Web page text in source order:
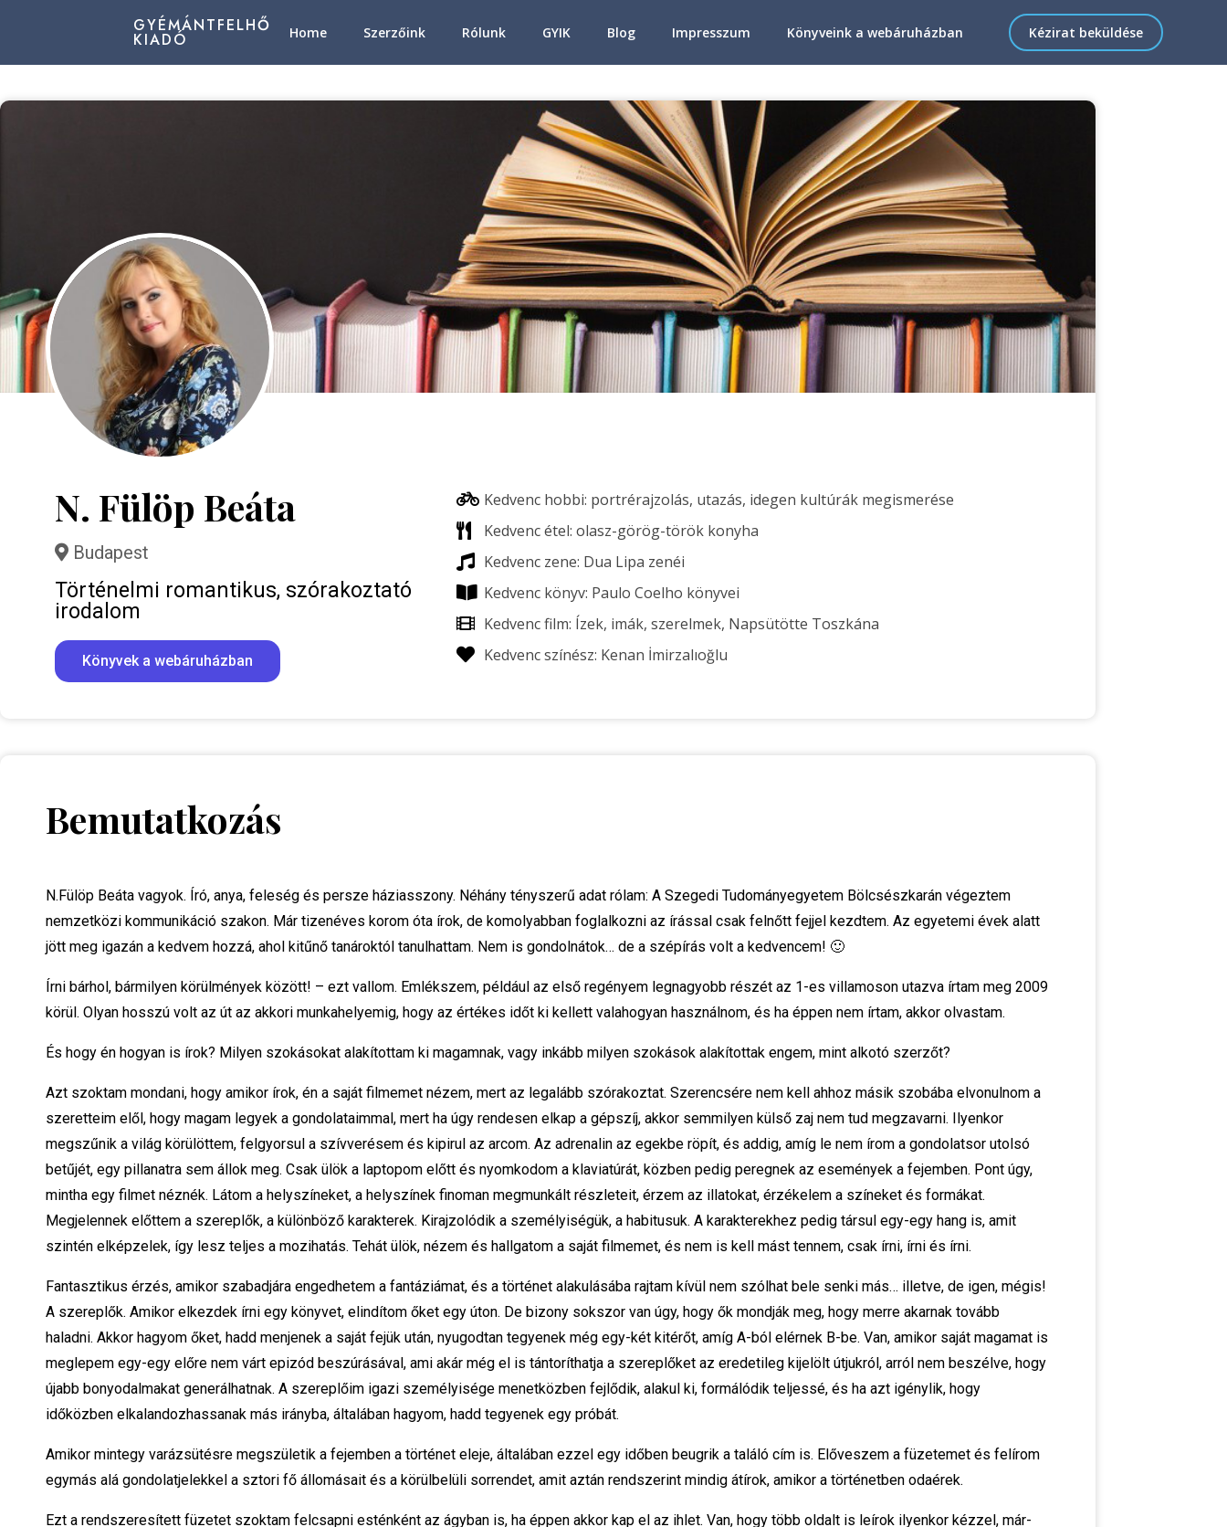
GYÉMÁNTFELHŐ
KIADÓ Home Szerzőink Rólunk GYIK Blog Impresszum Könyveink a webáruházban Kézirat beküldése
N. Fülöp Beáta
Budapest
Történelmi romantikus, szórakoztató
irodalom
Könyvek a webáruházban
Kedvenc hobbi: portrérajzolás, utazás, idegen kultúrák megismerése
Kedvenc étel: olasz-görög-török konyha
Kedvenc zene: Dua Lipa zenéi
Kedvenc könyv: Paulo Coelho könyvei
Kedvenc film: Ízek, imák, szerelmek, Napsütötte Toszkána
Kedvenc színész: Kenan İmirzalıoğlu
Bemutatkozás
N.Fülöp Beáta vagyok. Író, anya, feleség és persze háziasszony. Néhány tényszerű adat rólam: A Szegedi Tudományegyetem Bölcsészkarán végeztem
nemzetközi kommunikáció szakon. Már tizenéves korom óta írok, de komolyabban foglalkozni az írással csak felnőtt fejjel kezdtem. Az egyetemi évek alatt
jött meg igazán a kedvem hozzá, ahol kitűnő tanároktól tanulhattam. Nem is gondolnátok… de a szépírás volt a kedvencem! 🙂
Írni bárhol, bármilyen körülmények között! – ezt vallom. Emlékszem, például az első regényem legnagyobb részét az 1-es villamoson utazva írtam meg 2009
körül. Olyan hosszú volt az út az akkori munkahelyemig, hogy az értékes időt ki kellett valahogyan használnom, és ha éppen nem írtam, akkor olvastam.
És hogy én hogyan is írok? Milyen szokásokat alakítottam ki magamnak, vagy inkább milyen szokások alakítottak engem, mint alkotó szerzőt?
Azt szoktam mondani, hogy amikor írok, én a saját filmemet nézem, mert az legalább szórakoztat. Szerencsére nem kell ahhoz másik szobába elvonulnom a
szeretteim elől, hogy magam legyek a gondolataimmal, mert ha úgy rendesen elkap a gépszíj, akkor semmilyen külső zaj nem tud megzavarni. Ilyenkor
megszűnik a világ körülöttem, felgyorsul a szívverésem és kipirul az arcom. Az adrenalin az egekbe röpít, és addig, amíg le nem írom a gondolatsor utolsó
betűjét, egy pillanatra sem állok meg. Csak ülök a laptopom előtt és nyomkodom a klaviatúrát, közben pedig peregnek az események a fejemben. Pont úgy,
mintha egy filmet néznék. Látom a helyszíneket, a helyszínek finoman megmunkált részleteit, érzem az illatokat, érzékelem a színeket és formákat.
Megjelennek előttem a szereplők, a különböző karakterek. Kirajzolódik a személyiségük, a habitusuk. A karakterekhez pedig társul egy-egy hang is, amit
szintén elképzelek, így lesz teljes a mozihatás. Tehát ülök, nézem és hallgatom a saját filmemet, és nem is kell mást tennem, csak írni, írni és írni.
Fantasztikus érzés, amikor szabadjára engedhetem a fantáziámat, és a történet alakulásába rajtam kívül nem szólhat bele senki más… illetve, de igen, mégis!
A szereplők. Amikor elkezdek írni egy könyvet, elindítom őket egy úton. De bizony sokszor van úgy, hogy ők mondják meg, hogy merre akarnak tovább
haladni. Akkor hagyom őket, hadd menjenek a saját fejük után, nyugodtan tegyenek még egy-két kitérőt, amíg A-ból elérnek B-be. Van, amikor saját magamat is
meglepem egy-egy előre nem várt epizód beszúrásával, ami akár még el is tántoríthatja a szereplőket az eredetileg kijelölt útjukról, arról nem beszélve, hogy
újabb bonyodalmakat generálhatnak. A szereplőim igazi személyisége menetközben fejlődik, alakul ki, formálódik teljessé, és ha azt igénylik, hogy
időközben elkalandozhassanak más irányba, általában hagyom, hadd tegyenek egy próbát.
Amikor mintegy varázsütésre megszületik a fejemben a történet eleje, általában ezzel egy időben beugrik a találó cím is. Előveszem a füzetemet és felírom
egymás alá gondolatjelekkel a sztori fő állomásait és a körülbelüli sorrendet, amit aztán rendszerint mindig átírok, amikor a történetben odaérek.
Ezt a rendszeresített füzetet szoktam felcsapni esténként az ágyban is, ha éppen akkor kap el az ihlet. Van, hogy több oldalt is leírok ilyenkor kézzel, már-